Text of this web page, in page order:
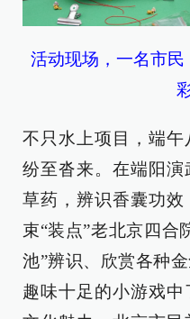
活动现场，一名市
不只水上项目，端
纷至沓来。在端阳
草药，辨识香囊功
束“装点”老北京四合
池”辨识、欣赏各种
趣味十足的小游戏